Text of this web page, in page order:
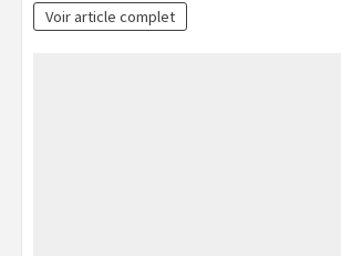
Voir article complet